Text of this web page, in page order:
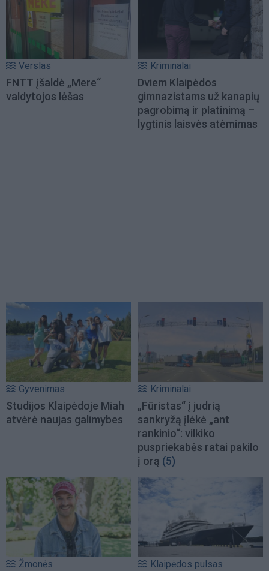
Verslas
FNTT įšaldė „Mere“
valdytojos lėšas
Kriminalai
Dviem Klaipėdos
gimnazistams už kanapių
pagrobimą ir platinimą –
lygtinis laisvės atėmimas
Gyvenimas
Studijos Klaipėdoje Miah
atvėrė naujas galimybes
Kriminalai
„Fūristas“ į judrią
sankryžą įlėkė „ant
rankinio“: vilkiko
puspriekabės ratai pakilo
į orą (5)
Žmonės Klaipėdos pulsas